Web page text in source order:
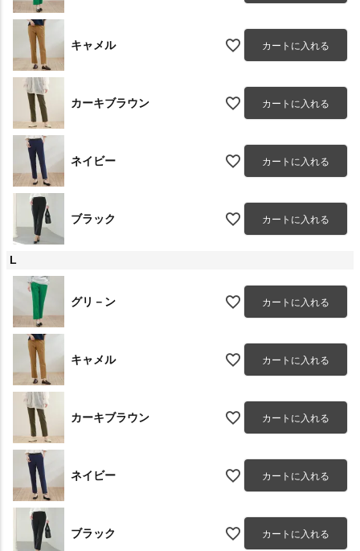
キャメル カートに入れる
カーキブラウン カートに入れる
ネイビー カートに入れる
ブラック カートに入れる
L
グリ－ン カートに入れる
キャメル カートに入れる
カーキブラウン カートに入れる
ネイビー カートに入れる
ブラック カートに入れる